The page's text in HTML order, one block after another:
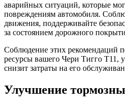
аварийных ситуаций, которые
повреждениям автомобиля.
движения, поддерживайте
за состоянием дорожного
Соблюдение этих рекомендаций
ресурсы вашего Чери Тигго Т11,
снизит затраты на его
Улучшение